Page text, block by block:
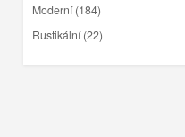
Moderní (184)
Rustikální (22)